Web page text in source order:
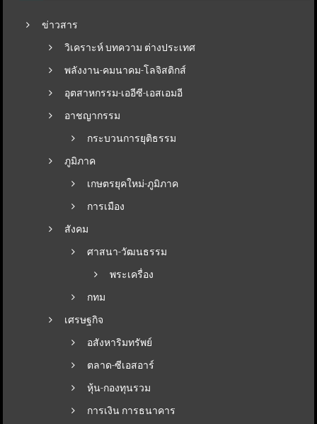
ข่าวสาร
วิเคราะห์ บทความ ต่างประเทศ
พลังงาน-คมนาคม-โลจิสติกส์
อุตสาหกรรม-เออีซี-เอสเอมอี
อาชญากรรม
กระบวนการยุติธรรม
ภูมิภาค
เกษตรยุคใหม่-ภูมิภาค
การเมือง
สังคม
ศาสนา-วัฒนธรรม
พระเครื่อง
กทม
เศรษฐกิจ
อสังหาริมทรัพย์
ตลาด-ซีเอสอาร์
หุ้น-กองทุนรวม
การเงิน การธนาคาร